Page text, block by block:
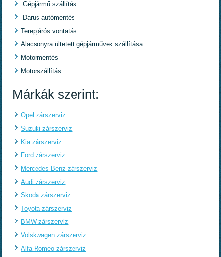
Gépjármű szállítás
Darus autómentés
Terepjárós vontatás
Alacsonyra ültetett gépjárművek szállítása
Motormentés
Motorszállítás
Márkák szerint:
Opel zárszerviz
Suzuki zárszerviz
Kia zárszerviz
Ford zárszerviz
Mercedes-Benz zárszerviz
Audi zárszerviz
Skoda zárszerviz
Toyota zárszerviz
BMW zárszerviz
Volskwagen zárszerviz
Alfa Romeo zárszerviz